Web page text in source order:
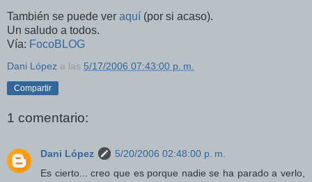
También se puede ver aquí (por si acaso).
Un saludo a todos.
Vía: FocoBLOG
Dani López a las 5/17/2006 07:43:00 p. m.
Compartir
1 comentario:
Dani López
5/20/2006 02:48:00 p. m.
Es cierto... creo que es porque nadie se ha parado a verlo,